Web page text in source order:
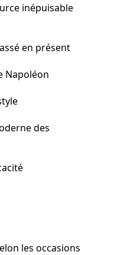
inépuisable
en présent
Napoléon
des
les occasions